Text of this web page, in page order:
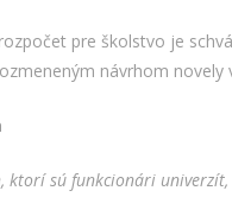
pre školstvo je
návrhom novely
ktorí sú funkcionári